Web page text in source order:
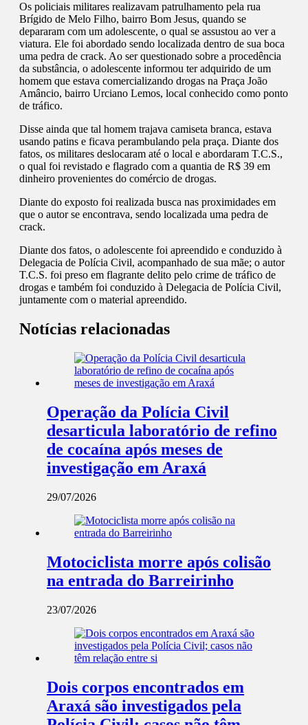
Os policiais militares realizavam patrulhamento pela rua
Brígido de Melo Filho, bairro Bom Jesus, quando se
depararam com um adolescente, o qual se assustou ao ver a
viatura. Ele foi abordado sendo localizada dentro de sua boca
uma pedra de crack. Ao ser questionado sobre a procedência
da substância, o adolescente informou ter adquirido de um
homem que estava comercializando drogas na Praça João
Amâncio, bairro Urciano Lemos, local conhecido como ponto
de tráfico.
Disse ainda que tal homem trajava camiseta branca, estava
usando patins e ficava perambulando pela praça. Diante dos
fatos, os militares deslocaram até o local e abordaram T.C.S.,
o qual foi revistado e flagrado com a quantia de R$ 39 em
dinheiro provenientes do comércio de drogas.
Diante do exposto foi realizada busca nas proximidades em
que o autor se encontrava, sendo localizada uma pedra de
crack.
Diante dos fatos, o adolescente foi apreendido e conduzido à
Delegacia de Polícia Civil, acompanhado de sua mãe; o autor
T.C.S. foi preso em flagrante delito pelo crime de tráfico de
drogas e também foi conduzido à Delegacia de Polícia Civil,
juntamente com o material apreendido.
Notícias relacionadas
Operação da Polícia Civil
desarticula laboratório de refino
de cocaína após meses de
investigação em Araxá
29/07/2026
Motociclista morre após colisão
na entrada do Barreirinho
23/07/2026
Dois corpos encontrados em
Araxá são investigados pela